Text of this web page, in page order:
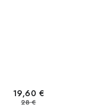
19,60 €
28 €